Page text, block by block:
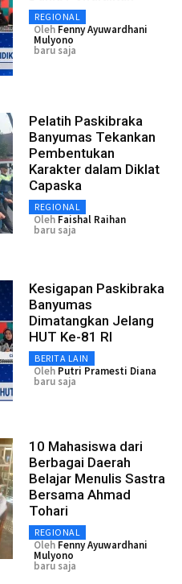
REGIONAL
Oleh Fenny Ayuwardhani
Mulyono
baru saja
Pelatih Paskibraka
Banyumas Tekankan
Pembentukan
Karakter dalam Diklat
Capaska
REGIONAL
Oleh Faishal Raihan
baru saja
Kesigapan Paskibraka
Banyumas
Dimatangkan Jelang
HUT Ke-81 RI
BERITA LAIN
Oleh Putri Pramesti Diana
baru saja
10 Mahasiswa dari
Berbagai Daerah
Belajar Menulis Sastra
Bersama Ahmad
Tohari
REGIONAL
Oleh Fenny Ayuwardhani
Mulyono
baru saja